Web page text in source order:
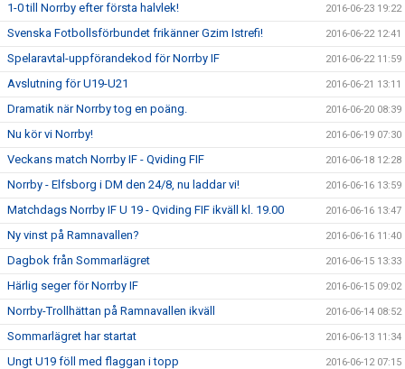
1-0 till Norrby efter första halvlek! 2016-06-23 19:22
Svenska Fotbollsförbundet frikänner Gzim Istrefi! 2016-06-22 12:41
Spelaravtal-uppförandekod för Norrby IF 2016-06-22 11:59
Avslutning för U19-U21 2016-06-21 13:11
Dramatik när Norrby tog en poäng. 2016-06-20 08:39
Nu kör vi Norrby! 2016-06-19 07:30
Veckans match Norrby IF - Qviding FIF 2016-06-18 12:28
Norrby - Elfsborg i DM den 24/8, nu laddar vi! 2016-06-16 13:59
Matchdags Norrby IF U 19 - Qviding FIF ikväll kl. 19.00 2016-06-16 13:47
Ny vinst på Ramnavallen? 2016-06-16 11:40
Dagbok från Sommarlägret 2016-06-15 13:33
Härlig seger för Norrby IF 2016-06-15 09:02
Norrby-Trollhättan på Ramnavallen ikväll 2016-06-14 08:52
Sommarlägret har startat 2016-06-13 11:34
Ungt U19 föll med flaggan i topp 2016-06-12 07:15